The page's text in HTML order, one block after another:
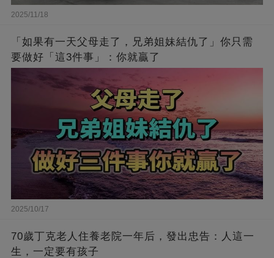
2025/11/18
「如果有一天父母走了，兄弟姐妹結仇了」你只需
要做好「這3件事」：你就贏了
2025/10/17
70歲丁克老人住養老院一年后，發出忠告：人這一
生，一定要有孩子